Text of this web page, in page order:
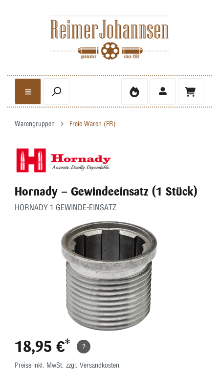
Warengruppen Freie Waren (FR)
Hornady – Gewindeeinsatz (1 Stück)
HORNADY 1 GEWINDE-EINSATZ
18,95 €* ?
Preise inkl. MwSt. zzgl. Versandkosten